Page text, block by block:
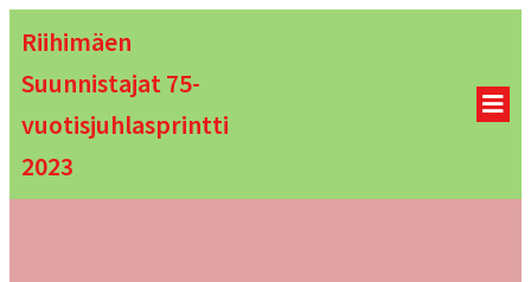
Riihimäen
Suunnistajat 75-
vuotisjuhlasprintti
2023